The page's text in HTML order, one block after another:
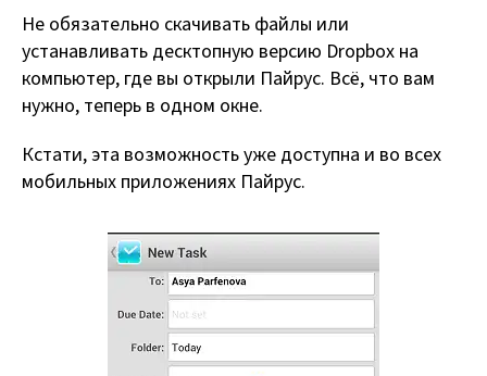
Не обязательно скачивать файлы или
устанавливать десктопную версию Dropbox на
компьютер, где вы открыли Пайрус. Всё, что вам
нужно, теперь в одном окне.
Кстати, эта возможность уже доступна и во всех
мобильных приложениях Пайрус.